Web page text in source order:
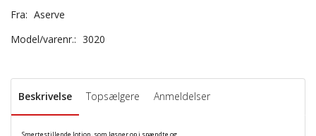
Fra: Aserve
Model/varenr.: 3020
Beskrivelse Topsælgere Anmeldelser
Smertestillende lotion, som løsner op i spændte og